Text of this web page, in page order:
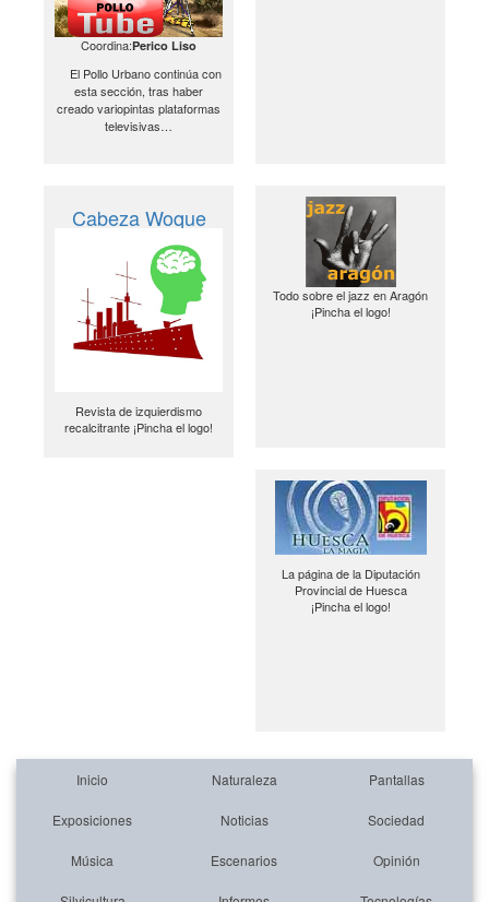
Coordina:Perico Liso
El Pollo Urbano continúa con
esta sección, tras haber
creado variopintas plataformas
televisivas…
Cabeza Woque
Revista de izquierdismo
recalcitrante ¡Pincha el logo!
Todo sobre el jazz en Aragón
¡Pincha el logo!
La página de la Diputación
Provincial de Huesca
¡Pincha el logo!
Inicio Naturaleza Pantallas
Exposiciones Noticias Sociedad
Música Escenarios Opinión